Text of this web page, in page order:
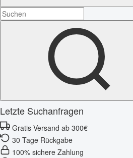
Letzte Suchanfragen
Gratis Versand ab 300€
30 Tage Rückgabe
100% sichere Zahlung